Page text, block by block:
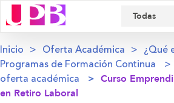
Inicio Oferta Académica
¿Qué
Programas de Formación Continua
oferta académica
Curso
en Retiro Laboral